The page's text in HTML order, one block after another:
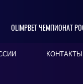
OLIMPBET ЧЕМПИОНАТ
КОНТАКТЫ